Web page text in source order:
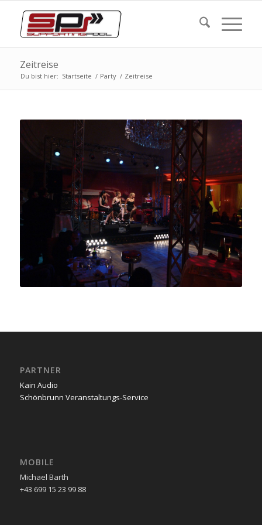
Zeitreise
Du bist hier: Startseite / Party / Zeitreise
PARTNER
Kain Audio
Schönbrunn Veranstaltungs-Service
MOBILE
Michael Barth
+43 699 15 23 99 88